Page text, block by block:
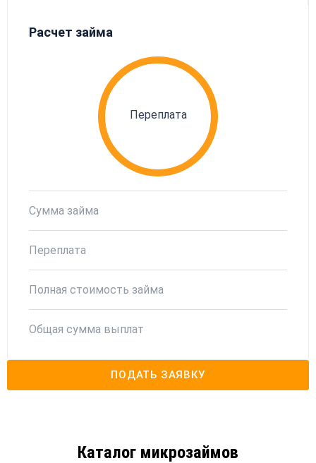
Расчет займа
Сумма займа
Переплата
Полная стоимость займа
Общая сумма выплат
Переплата
ПОДАТЬ ЗАЯВКУ
Каталог микрозаймов